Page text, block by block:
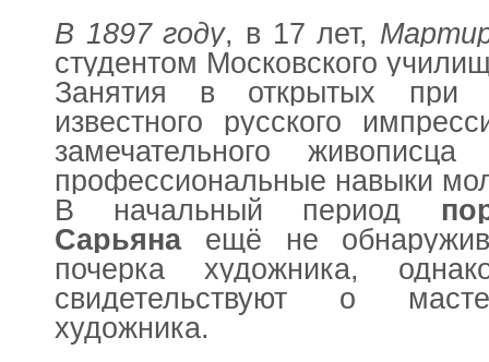
В 1897 году, в 17 лет,
студентом Московского
Занятия в открытых при
известного русского
замечательного
профессиональные навыки
В начальный период
Сарьянаещё не
почерка художника,
свидетельствуют о
художника.